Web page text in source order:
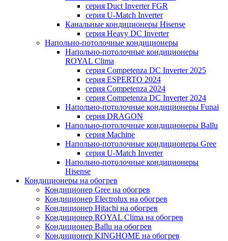
серия Duct Inverter FGR
серия U-Match Inverter
Канальные кондиционеры Hisense
серия Heavy DC Inverter
Напольно-потолочные кондиционеры
Напольно-потолочные кондиционеры
ROYAL Clima
серия Competenza DC Inverter 2025
серия ESPERTO 2024
серия Competenza 2024
серия Competenza DC Inverter 2024
Напольно-потолочные кондиционеры Funai
серия DRAGON
Напольно-потолочные кондиционеры Ballu
серия Machine
Напольно-потолочные кондиционеры Gree
серия U-Match Inverter
Напольно-потолочные кондиционеры
Hisense
Кондиционеры на обогрев
Кондиционер Gree на обогрев
Кондиционер Electrolux на обогрев
Кондиционер Hitachi на обогрев
Кондиционер ROYAL Clima на обогрев
Кондиционер Ballu на обогрев
Кондиционер KINGHOME на обогрев